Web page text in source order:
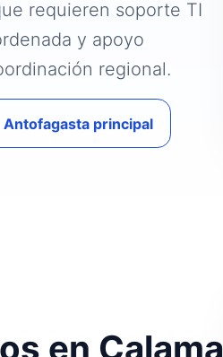
requieren soporte TI
y apoyo
regional.
Antofagasta principal
en Calama